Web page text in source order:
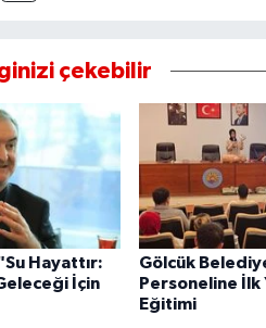
çekebilir
Hayattır:
İçin
Gölcük
Personeline İlk
Eğitimi